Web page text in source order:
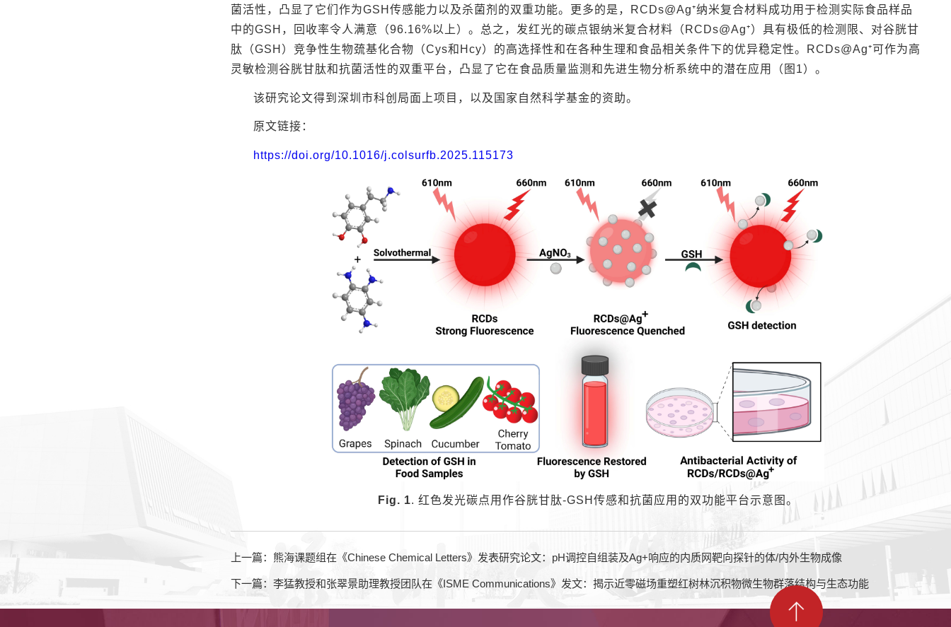
菌活性，凸显了它们作为GSH传感能力以及杀菌剂的双重功能。更多的是，RCDs@Ag⁺纳米复合材料成功用于检测实际食品样品
中的GSH，回收率令人满意（96.16%以上）。总之，发红光的碳点银纳米复合材料（ RCDs@Ag⁺）具有极低的检测限、对谷胱甘
肽（GSH）竞争性生物巯基化合物（Cys和Hcy）的高选择性和在各种生理和食品相关条件下的优异稳定性。RCDs@Ag⁺可作为高
灵敏检测谷胱甘肽和抗菌活性的双重平台，凸显了它在食品质量监测和先进生物分析系统中的潜在应用（图1）。
该研究论文得到深圳市科创局面上项目，以及国家自然科学基金的资助。
原文链接：
https://doi.org/10.1016/j.colsurfb.2025.115173
Fig. 1. 红色发光碳点用作谷胱甘肽-GSH传感和抗菌应用的双功能平台示意图 。
上一篇：熊海课题组在《Chinese Chemical Letters》发表研究论文：pH调控自组装及Ag+响应的内质网靶向探针的体/内外生物成像
下一篇：李猛教授和张翠景助理教授团队在《ISME Communications》发文：揭示近零磁场重塑红树林沉积物微生物群落结构与生态功能